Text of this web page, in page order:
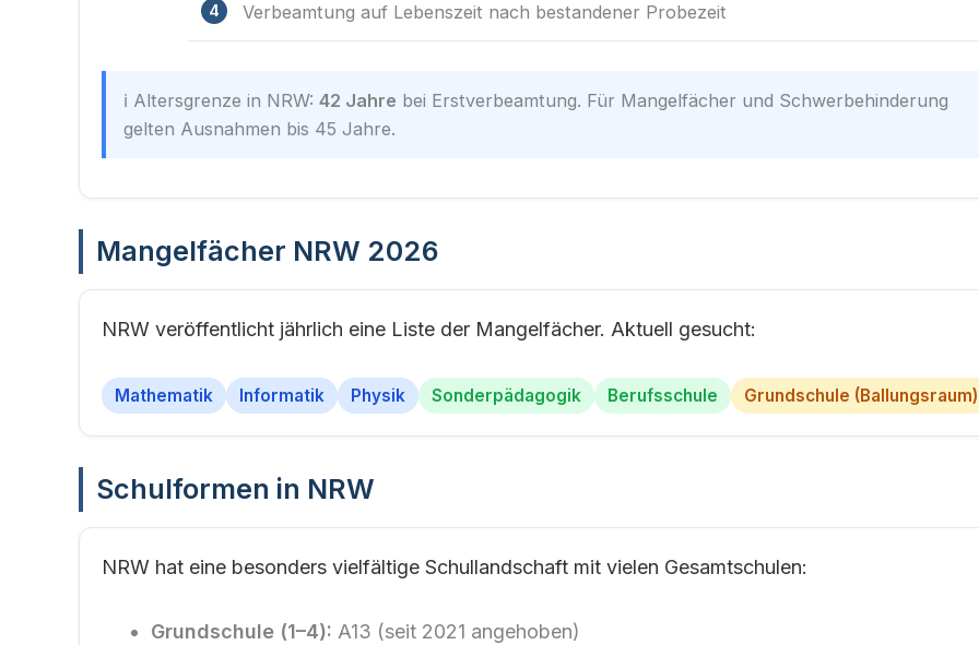
Verbeamtung auf Lebenszeit nach bestandener Probezeit
ℹ️ Altersgrenze in NRW: 42 Jahre bei Erstverbeamtung. Für Mangelfächer und Schwerbehinderung
gelten Ausnahmen bis 45 Jahre.
Mangelfächer NRW 2026
NRW veröffentlicht jährlich eine Liste der Mangelfächer. Aktuell gesucht:
Mathematik Informatik Physik Sonderpädagogik Berufsschule Grundschule (Ballungsraum)
Schulformen in NRW
NRW hat eine besonders vielfältige Schullandschaft mit vielen Gesamtschulen:
Grundschule (1–4): A13 (seit 2021 angehoben)